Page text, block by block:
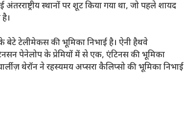
स्थानों पर शूट किया गया था, जो पहले शायद
टेलीमेकस की भूमिका निभाई है। ऐनी हैथवे
पेनेलोप के प्रेमियों में से एक, एंटिनस की भूमिका
थेरॉन ने रहस्यमय अप्सरा कैलिप्सो की भूमिका निभाई